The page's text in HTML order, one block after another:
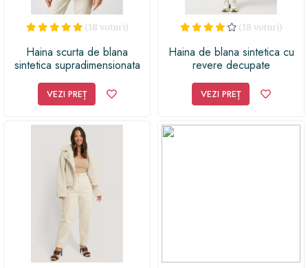
(18 voturi)
Haina scurta de blana
sintetica supradimensionata
VEZI PREȚ
(18 voturi)
Haina de blana sintetica cu
revere decupate
VEZI PREȚ